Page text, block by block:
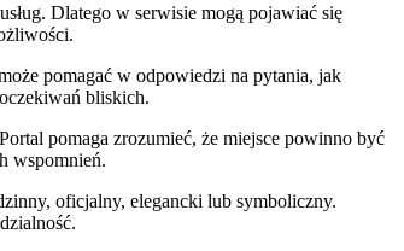
Dlatego w serwisie mogą pojawiać się
pomagać w odpowiedzi na pytania, jak
bliskich.
pomaga zrozumieć, że miejsce powinno być
wspomnień.
oficjalny, elegancki lub symboliczny.